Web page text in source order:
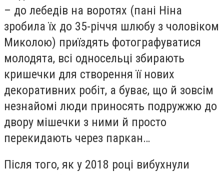
– до лебедів на воротях (пані Ніна
зробила їх до 35-річчя шлюбу з чоловіком
Миколою) приїздять фотографуватися
молодята, всі односельці збирають
кришечки для створення її нових
декоративних робіт, а буває, що й зовсім
незнайомі люди приносять подружжю до
двору мішечки з ними й просто
перекидають через паркан…
Після того, як у 2018 році вибухнули